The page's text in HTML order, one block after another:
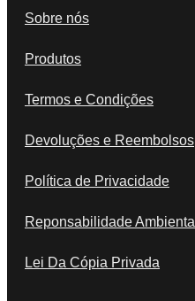
Sobre nós
Produtos
Termos e Condições
Devoluções e Reembolsos
Política de Privacidade
Reponsabilidade Ambiental
Lei Da Cópia Privada